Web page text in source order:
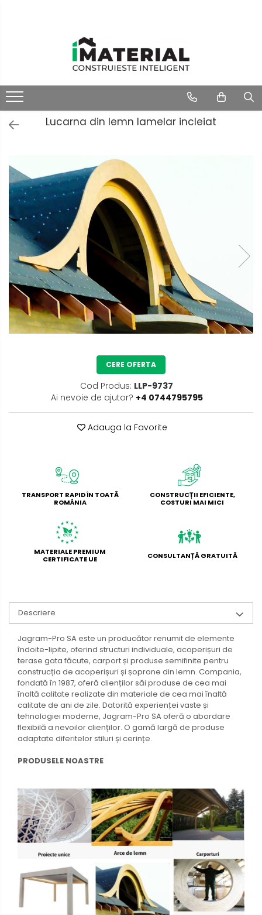
Lucarna din lemn lamelar incleiat
CERE OFERTA
Cod Produs: LLP-9737
Ai nevoie de ajutor? +4 0744795795
Adauga la Favorite
TRANSPORT RAPID ÎN TOATĂ
ROMÂNIA
CONSTRUCȚII EFICIENTE,
COSTURI MAI MICI
MATERIALE PREMIUM
CERTIFICATE UE
CONSULTANȚĂ GRATUITĂ
Descriere
Jagram-Pro SA este un producător renumit de elemente
îndoite-lipite, oferind structuri individuale, acoperișuri de
terase gata făcute, carport și produse semifinite pentru
construcția de acoperișuri și șoprone din lemn. Compania,
fondată în 1987, oferă clienților săi produse de cea mai
înaltă calitate realizate din materiale de cea mai înaltă
calitate de ani de zile. Datorită experienței vaste și
tehnologiei moderne, Jagram-Pro SA oferă o abordare
flexibilă a nevoilor clienților. O gamă largă de produse
adaptate diferitelor stiluri și cerințe.
PRODUSELE NOASTRE